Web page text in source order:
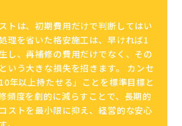
トは、初期費用だけで判断してはい
理を省いた格安施工は、早ければ1
し、再補修の費用だけでなく、その
いう大きな損失を招きます。 カンセ
年以上持たせる」ことを標準目標と
頻度を劇的に減らすことで、長期的
ストを最小限に抑え、経営的な安心